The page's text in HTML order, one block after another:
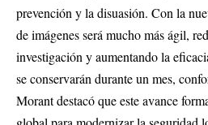
prevención y la disuasión. Con la
de imágenes será mucho más ágil,
investigación y aumentando la
se conservarán durante un mes,
Morant destacó que este avance